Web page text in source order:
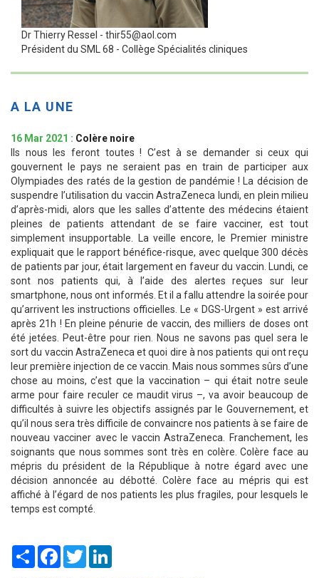
Dr Thierry Ressel - thir55@aol.com
Président du SML 68 - Collège Spécialités cliniques
A LA UNE
16 Mar 2021 : Colère noire
Ils nous les feront toutes ! C’est à se demander si ceux qui
gouvernent le pays ne seraient pas en train de participer aux
Olympiades des ratés de la gestion de pandémie ! La décision de
suspendre l’utilisation du vaccin AstraZeneca lundi, en plein milieu
d’après-midi, alors que les salles d’attente des médecins étaient
pleines de patients attendant de se faire vacciner, est tout
simplement insupportable. La veille encore, le Premier ministre
expliquait que le rapport bénéfice-risque, avec quelque 300 décès
de patients par jour, était largement en faveur du vaccin. Lundi, ce
sont nos patients qui, à l’aide des alertes reçues sur leur
smartphone, nous ont informés. Et il a fallu attendre la soirée pour
qu’arrivent les instructions officielles. Le « DGS-Urgent » est arrivé
après 21h ! En pleine pénurie de vaccin, des milliers de doses ont
été jetées. Peut-être pour rien. Nous ne savons pas quel sera le
sort du vaccin AstraZeneca et quoi dire à nos patients qui ont reçu
leur première injection de ce vaccin. Mais nous sommes sûrs d’une
chose au moins, c’est que la vaccination – qui était notre seule
arme pour faire reculer ce maudit virus –, va avoir beaucoup de
difficultés à suivre les objectifs assignés par le Gouvernement, et
qu’il nous sera très difficile de convaincre nos patients à se faire de
nouveau vacciner avec le vaccin AstraZeneca. Franchement, les
soignants que nous sommes sont très en colère. Colère face au
mépris du président de la République à notre égard avec une
décision annoncée au débotté. Colère face au mépris qui est
affiché à l’égard de nos patients les plus fragiles, pour lesquels le
temps est compté.
Share FacebookTwitter